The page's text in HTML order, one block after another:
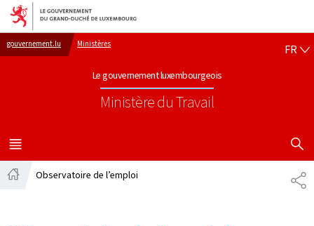
Aller au menu principal
Aller au contenu
gouvernement.lu Ministères
Le gouvernement luxembourgeois
Ministère du Travail
FR
MENU
PRINCIPAL
Observatoire de l’emploi